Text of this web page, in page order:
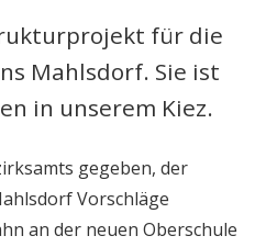
für die
Mahlsdorf. Sie ist
in unserem Kiez.
gegeben, der
Vorschläge
an der neuen Oberschule